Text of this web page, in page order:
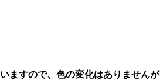
ますので、色の変化はありませんが